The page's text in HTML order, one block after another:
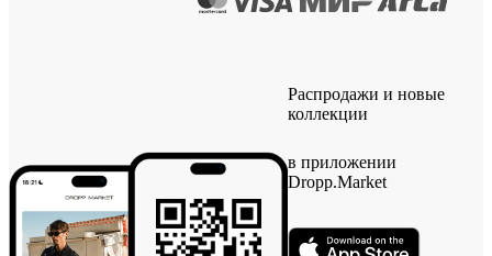
Распродажи и новые
коллекции
в приложении
Dropp.Market